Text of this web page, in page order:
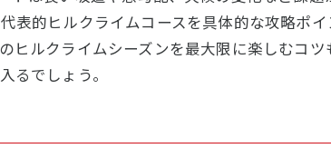
的ヒルクライムコースを具体的な攻略ポ
ルクライムシーズンを最大限に楽しむコ
るでしょう。